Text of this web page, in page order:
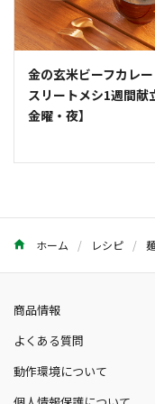
金の玄米ビーフカレ
スリートメシ1週間献
金曜・夜】
ホーム レシピ
商品情報
よくある質問
動作環境について